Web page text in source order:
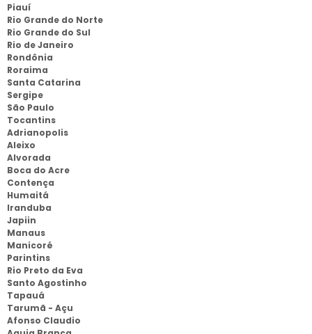
Piauí
Rio Grande do Norte
Rio Grande do Sul
Rio de Janeiro
Rondônia
Roraima
Santa Catarina
Sergipe
São Paulo
Tocantins
Adrianopolis
Aleixo
Alvorada
Boca do Acre
Contença
Humaitá
Iranduba
Japiin
Manaus
Manicoré
Parintins
Rio Preto da Eva
Santo Agostinho
Tapauá
Tarumã - Açu
Afonso Claudio